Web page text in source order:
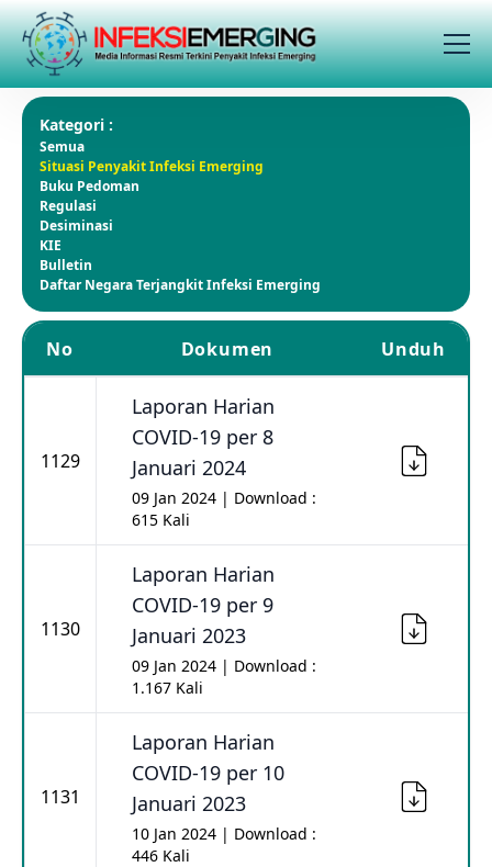
Kategori :
Semua
Situasi Penyakit Infeksi Emerging
Buku Pedoman
Regulasi
Desiminasi
KIE
Bulletin
Daftar Negara Terjangkit Infeksi Emerging
No Dokumen Unduh
1129
Laporan Harian
COVID-19 per 8
Januari 2024
09 Jan 2024 | Download :
615 Kali
1130
Laporan Harian
COVID-19 per 9
Januari 2023
09 Jan 2024 | Download :
1.167 Kali
1131
Laporan Harian
COVID-19 per 10
Januari 2023
10 Jan 2024 | Download :
446 Kali